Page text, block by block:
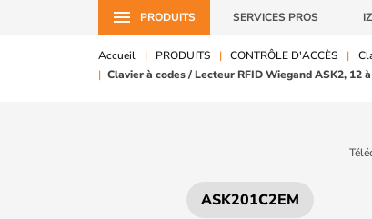
PRODUITS SERVICES PROS
Accueil PRODUITS CONTRÔLE D'ACCÈS
Clavier à codes / Lecteur RFID Wiegand ASK2, 12
ASK201C2EM